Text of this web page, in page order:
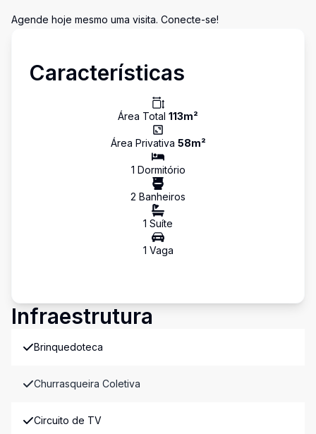
Agende hoje mesmo uma visita. Conecte-se!
Características
Área Total 113m²
Área Privativa 58m²
1 Dormitório
2 Banheiros
1 Suíte
1 Vaga
Infraestrutura
Brinquedoteca
Churrasqueira Coletiva
Circuito de TV